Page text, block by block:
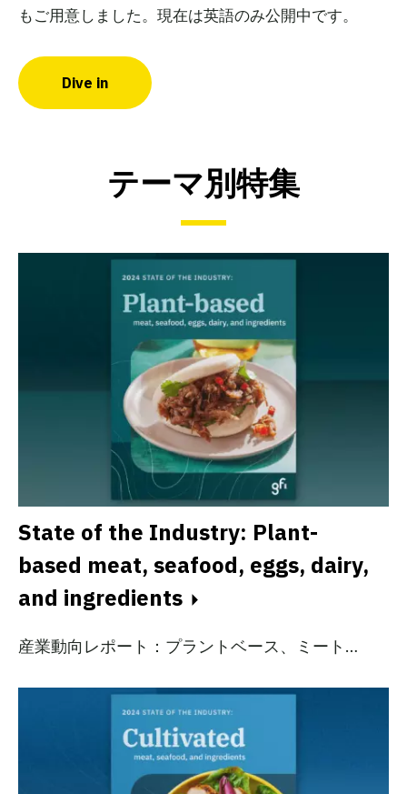
もご用意しました。現在は英語のみ公開中です。
Dive in
テーマ別特集
State of the Industry: Plant-
based meat, seafood, eggs, dairy,
and ingredients
産業動向レポート：プラントベース、ミート…